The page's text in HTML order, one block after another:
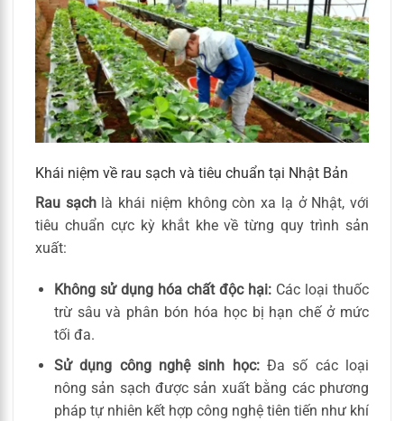
Khái niệm về rau sạch và tiêu chuẩn tại Nhật Bản
Rau sạchlà khái niệm không còn xa lạ ở Nhật, với
tiêu chuẩn cực kỳ khắt khe về từng quy trình sản
xuất:
Không sử dụng hóa chất độc hại:Các loại thuốc
trừ sâu và phân bón hóa học bị hạn chế ở mức
tối đa.
Sử dụng công nghệ sinh học:Đa số các loại
nông sản sạch được sản xuất bằng các phương
pháp tự nhiên kết hợp công nghệ tiên tiến như khí